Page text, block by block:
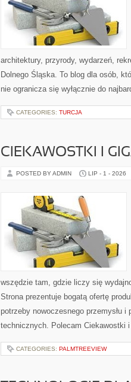
architektury, przyrody, wydarzeń,
Dolnego Śląska. To blog dla osób,
nie ogranicza się wyłącznie do
CATEGORIES: TURCJA
CIEKAWOSTKI I
POSTED BY ADMIN LIP - 1 - 2026
wszędzie tam, gdzie liczy się
Strona prezentuje bogatą ofertę
potrzeby nowoczesnego przemysłu
technicznych. Polecam Ciekawostki
CATEGORIES: PALMTREEVIEW